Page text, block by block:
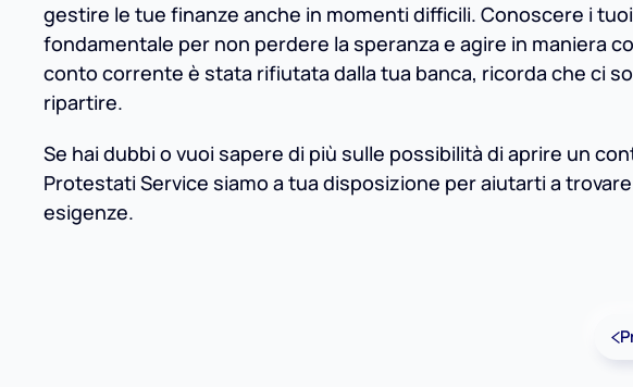
gestire le tue finanze anche in momenti difficili. Conoscere i
fondamentale per non perdere la speranza e agire in maniera
conto corrente è stata rifiutata dalla tua banca, ricorda che ci
ripartire.
Se hai dubbi o vuoi sapere di più sulle possibilità di aprire un
Protestati Service siamo a tua disposizione per aiutarti a
esigenze.